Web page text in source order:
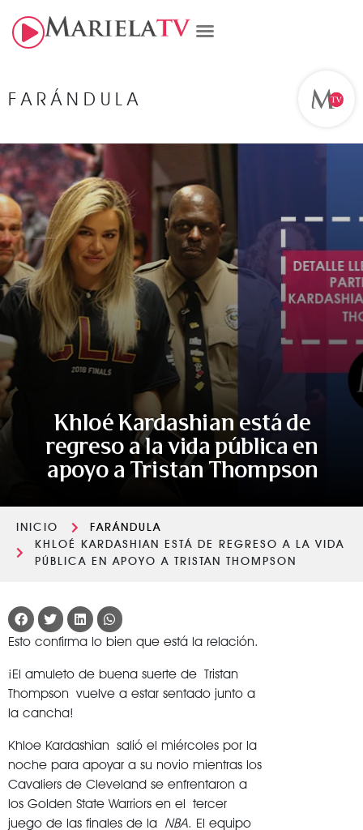
FARÁNDULA
Khloé Kardashian está de
regreso a la vida pública en
apoyo a Tristan Thompson
INICIO
FARÁNDULA
KHLOÉ KARDASHIAN ESTÁ DE REGRESO A LA VIDA
PÚBLICA EN APOYO A TRISTAN THOMPSON
Esto confirma lo bien que está la relación.
¡El amuleto de buena suerte de Tristan
Thompson vuelve a estar sentado junto a
la cancha!
Khloe Kardashian salió el miércoles por la
noche para apoyar a su novio mientras los
Cavaliers de Cleveland se enfrentaron a
los Golden State Warriors en el tercer
juego de las finales de la NBA. El equipo